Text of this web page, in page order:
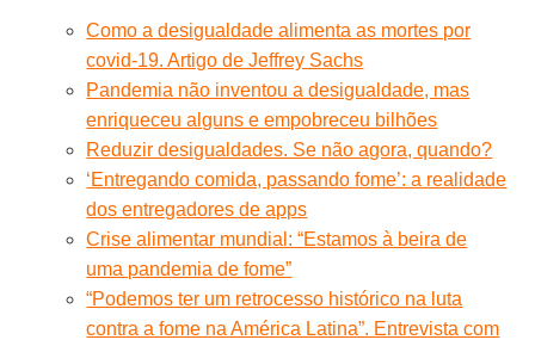
Como a desigualdade alimenta as mortes por
covid-19. Artigo de Jeffrey Sachs
Pandemia não inventou a desigualdade, mas
enriqueceu alguns e empobreceu bilhões
Reduzir desigualdades. Se não agora, quando?
‘Entregando comida, passando fome’: a realidade
dos entregadores de apps
Crise alimentar mundial: “Estamos à beira de
uma pandemia de fome”
“Podemos ter um retrocesso histórico na luta
contra a fome na América Latina”. Entrevista com